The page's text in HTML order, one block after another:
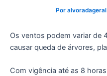
Por
Os ventos podem variar de
causar queda de árvores,
Com vigência até as 8